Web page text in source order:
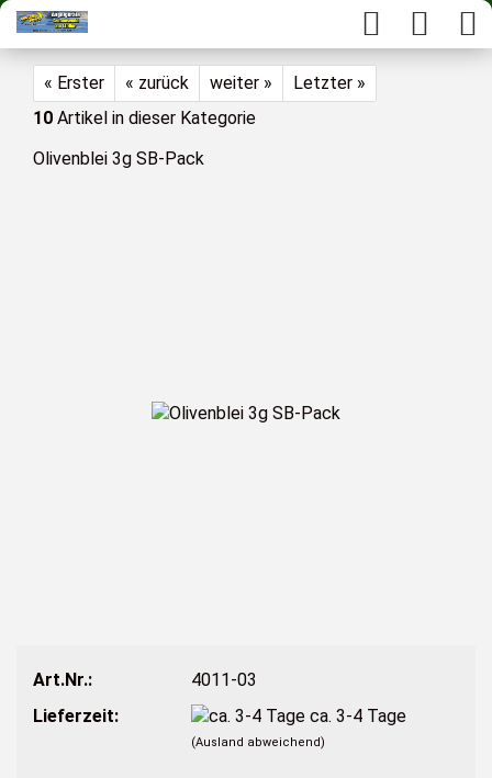
« Erster « zurück weiter »
Letzter »
10 Artikel in dieser Kategorie
Olivenblei 3g SB-Pack
Art.Nr.:
4011-03
Lieferzeit:
ca. 3-4 Tage
(Ausland abweichend)